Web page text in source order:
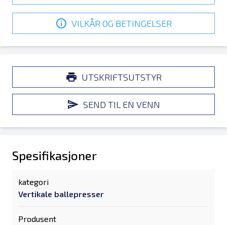
VILKÅR OG BETINGELSER
UTSKRIFTSUTSTYR
SEND TIL EN VENN
Spesifikasjoner
kategori
Vertikale ballepresser
Produsent